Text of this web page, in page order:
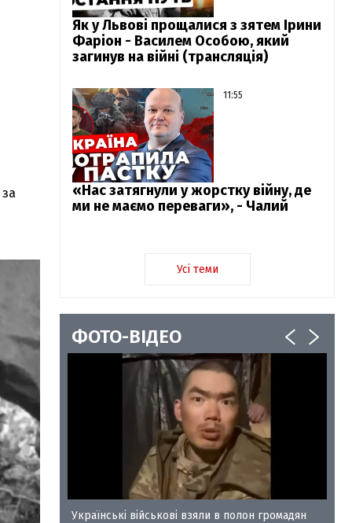
Як у Львові прощалися з зятем Ірини
Фаріон - Василем Особою, який
загинув на війні (трансляція)
11:55
«Нас затягнули у жорстку війну, де
ми не маємо переваги», - Чалий
Усі теми
ФОТО-ВІДЕО
35
Українські військові взяли в полон громадян